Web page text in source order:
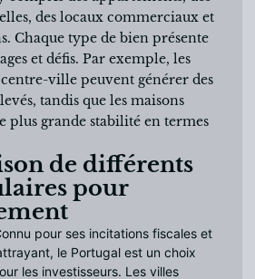
des locaux commerciaux et
Chaque type de bien présente
et défis. Par exemple, les
ville peuvent générer des
tandis que les maisons
plus grande stabilité en termes
de différents
pour
pour ses incitations fiscales et
le Portugal est un choix
les investisseurs. Les villes